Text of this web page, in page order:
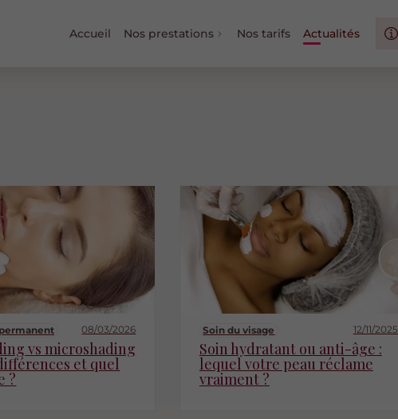
Accueil Nos prestations Nos tarifs Actualités
08/03/2026
vs microshading
et quel
?
Soin du visage 12/11/2025
Soin hydratant ou anti-âge :
lequel votre peau réclame
vraiment ?